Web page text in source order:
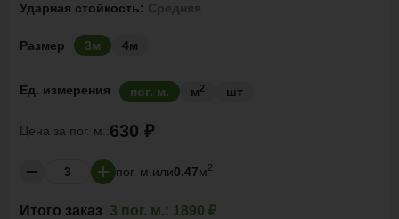
Ударная стойкость:
Размер 3м 4м
Ед. измерения пог. м. м2 шт
Цена за пог. м.:630 ₽
пог. м. или0.47м2
Итого заказ 3 пог. м.: 1890 ₽